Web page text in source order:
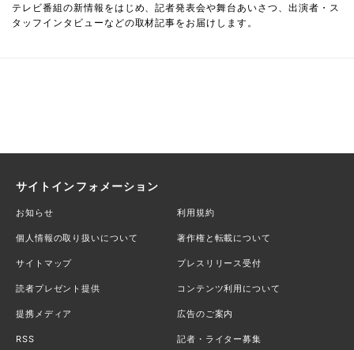
テレビ番組の新情報をはじめ、記者発表会や舞台あいさつ、出演者・ス
タッフインタビューなどの取材記事をお届けします。
サイトインフォメーション
お知らせ 利用規約
個人情報の取り扱いについて 著作権と転載について
サイトマップ プレスリリース受付
読者プレゼント提供 コンテンツ利用について
提携メディア 広告のご案内
RSS 記者・ライター募集